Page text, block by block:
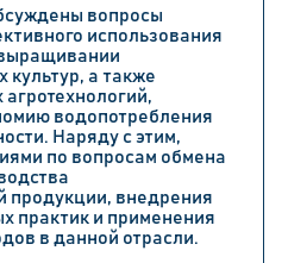
вопросы
использования
культур, а также
водопотребления
Наряду с этим,
по вопросам обмена
продукции, внедрения
практик и применения
в данной отрасли.